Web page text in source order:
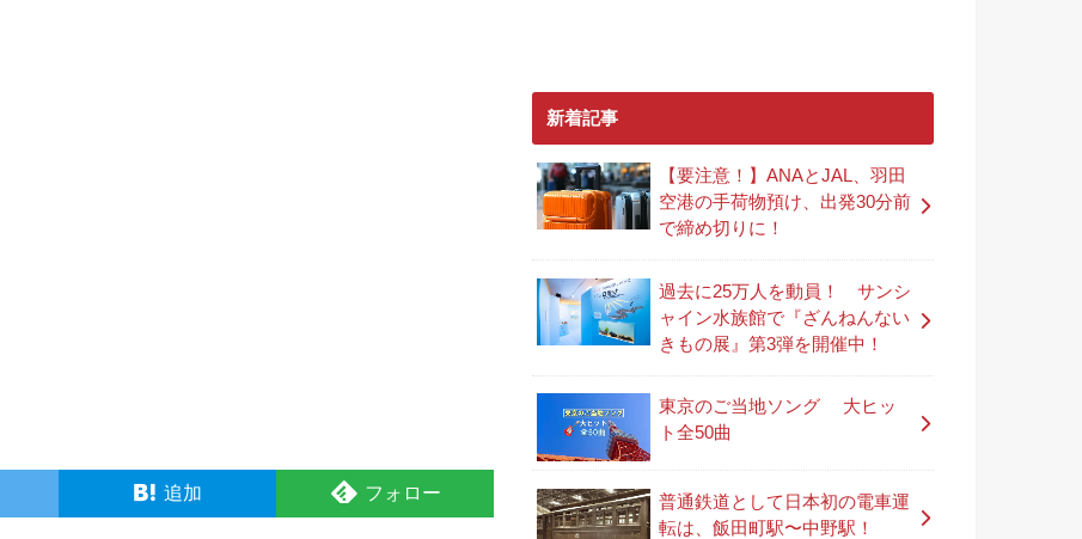
追加 フォロー
新着記事
【要注意！】ANAとJAL、羽田
空港の手荷物預け、出発30分前
で締め切りに！
過去に25万人を動員！ サンシ
ャイン水族館で『ざんねんない
きもの展』第3弾を開催中！
東京のご当地ソング 大ヒッ
ト全50曲
普通鉄道として日本初の電車運
転は、飯田町駅〜中野駅！